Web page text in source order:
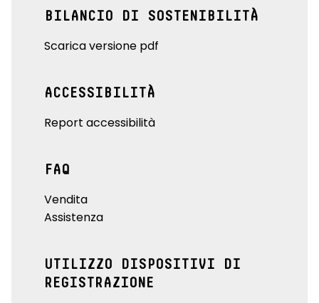
BILANCIO DI SOSTENIBILITÀ
Scarica versione pdf
ACCESSIBILITÀ
Report accessibilità
FAQ
Vendita
Assistenza
UTILIZZO DISPOSITIVI DI
REGISTRAZIONE